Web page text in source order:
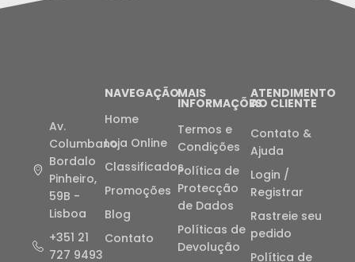
Av.
Columbano
Bordalo
Pinheiro,
59B -
Lisboa
+351 21
727 9493
NAVEGAÇÃO
Home
Loja Online
Classificados
Promoções
Blog
Contato
MAIS
INFORMAÇÕES
Termos e
Condições
Política de
Protecção
de Dados
Políticas de
Devolução
ATENDIMENTO
AO CLIENTE
Contato &
Ajuda
Login /
Registrar
Rastreie seu
pedido
Política de